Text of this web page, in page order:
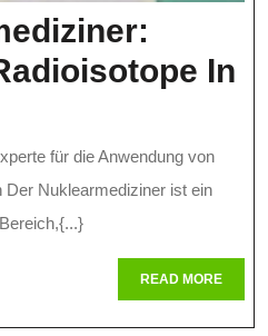
In
für die Anwendung von
Der Nuklearmediziner ist ein
READ MOREREAD
MORE